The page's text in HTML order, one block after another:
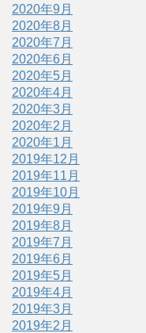
2020年9月
2020年8月
2020年7月
2020年6月
2020年5月
2020年4月
2020年3月
2020年2月
2020年1月
2019年12月
2019年11月
2019年10月
2019年9月
2019年8月
2019年7月
2019年6月
2019年5月
2019年4月
2019年3月
2019年2月